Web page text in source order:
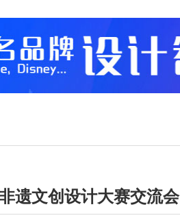
遗文创设计大赛交流会